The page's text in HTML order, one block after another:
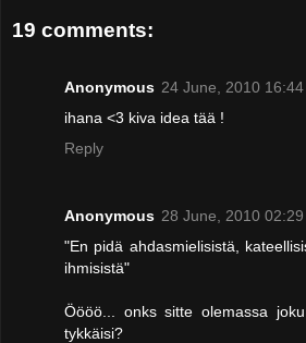
19 comments:
Anonymous 24 June, 2010 16:44
ihana <3 kiva idea tää !
Reply
Anonymous 28 June, 2010 02:29
"En pidä ahdasmielisistä,
ihmisistä"
Öööö... onks sitte olemassa
tykkäisi?